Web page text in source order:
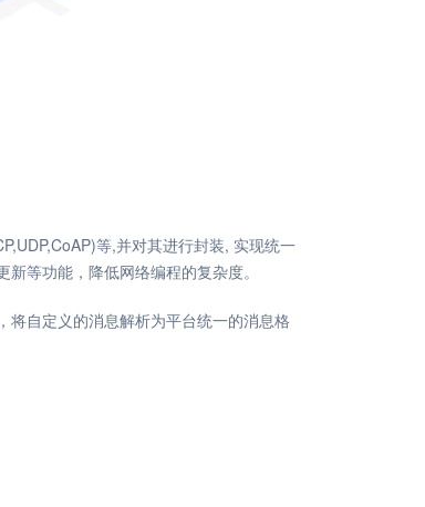
等,并对其进行封装, 实现统一
等功能，降低网络编程的复杂度。
将自定义的消息解析为平台统一的消息格